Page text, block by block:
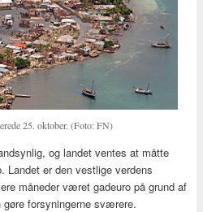
25. oktober. (Foto: FN)
og landet ventes at måtte
Landet er den vestlige verdens
måneder været gadeuro på grund af
forsyningerne sværere.